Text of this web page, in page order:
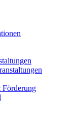
Förderung